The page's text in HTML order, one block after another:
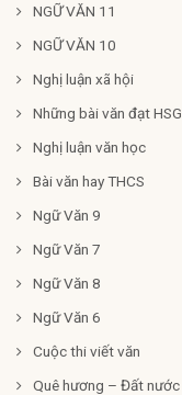
NGỮ VĂN 11
NGỮ VĂN 10
Nghị luận xã hội
Những bài văn đạt HSG
Nghị luận văn học
Bài văn hay THCS
Ngữ Văn 9
Ngữ Văn 7
Ngữ Văn 8
Ngữ Văn 6
Cuộc thi viết văn
Quê hương – Đất nước